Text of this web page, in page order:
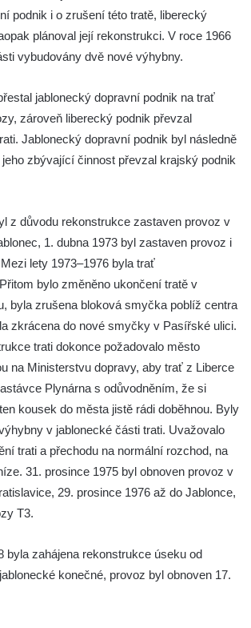
podnik i o zrušení této tratě, liberecký
plánoval její rekonstrukci. V roce 1966
vybudovány dvě nové výhybny.
jablonecký dopravní podnik na trať
zároveň liberecký podnik převzal
Jablonecký dopravní podnik byl následně
zbývající činnost převzal krajský podnik
z důvodu rekonstrukce zastaven provoz v
1. dubna 1973 byl zastaven provoz i
lety 1973–1976 byla trať
bylo změněno ukončení tratě v
byla zrušena bloková smyčka poblíž centra
zkrácena do nové smyčky v Pasířské ulici.
trati dokonce požadovalo město
na Ministerstvu dopravy, aby trať z Liberce
Plynárna s odůvodněním, že si
kousek do města jistě rádi doběhnou. Byly
v jablonecké části trati. Uvažovalo
trati a přechodu na normální rozchod, na
31. prosince 1975 byl obnoven provoz v
29. prosince 1976 až do Jablonce,
T3.
byla zahájena rekonstrukce úseku od
konečné, provoz byl obnoven 17.